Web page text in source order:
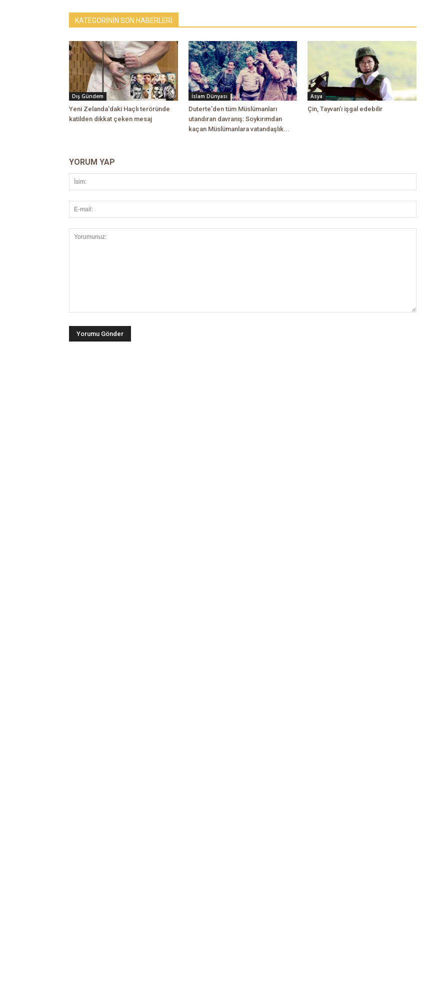
KATEGORİNİN SON HABERLERİ
Dış Gündem
Yeni Zelanda'daki Haçlı teröründe
katilden dikkat çeken mesaj
İslam Dünyası
Duterte'den tüm Müslümanları
utandıran davranış: Soykırımdan
kaçan Müslümanlara vatandaşlık...
Asya
Çin, Tayvan'ı işgal edebilir
YORUM YAP